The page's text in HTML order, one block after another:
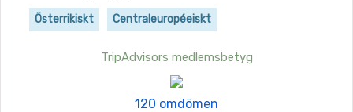
Österrikiskt Centraleuropéeiskt
TripAdvisors medlemsbetyg
120 omdömen